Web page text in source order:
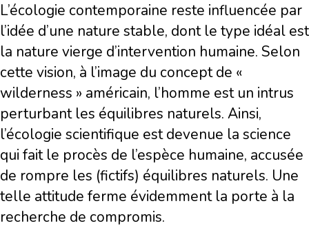
L’écologie contemporaine reste influencée par
l’idée d’une nature stable, dont le type idéal est
la nature vierge d’intervention humaine. Selon
cette vision, à l’image du concept de «
wilderness » américain, l’homme est un intrus
perturbant les équilibres naturels. Ainsi,
l’écologie scientifique est devenue la science
qui fait le procès de l’espèce humaine, accusée
de rompre les (fictifs) équilibres naturels. Une
telle attitude ferme évidemment la porte à la
recherche de compromis.